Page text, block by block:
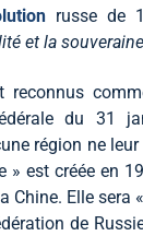
russe de
et la
reconnus
du 31
région ne
» est créée en
Chine. Elle
de